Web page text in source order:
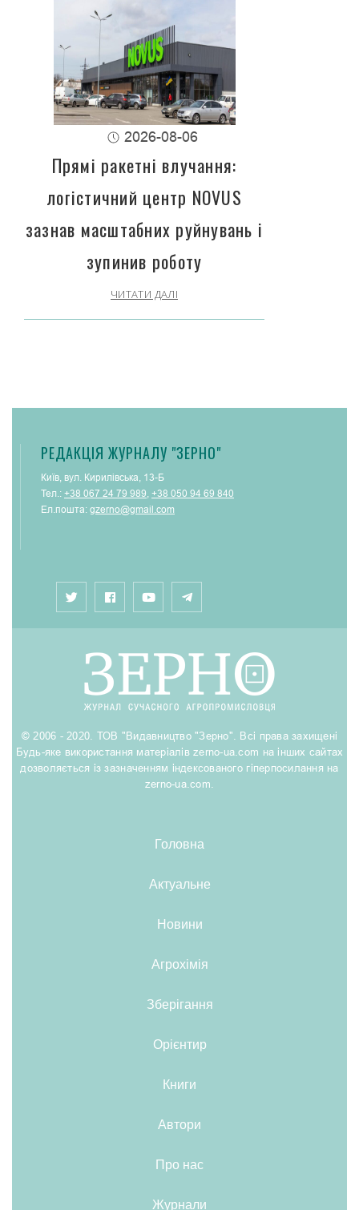
2026-08-06
Прямі ракетні влучання:
логістичний центр NOVUS
зазнав масштабних руйнувань і
зупинив роботу
ЧИТАТИ ДАЛІ
РЕДАКЦІЯ ЖУРНАЛУ "ЗЕРНО"
Київ, вул. Кирилівська, 13-Б
Тел.: +38 067 24 79 989, +38 050 94 69 840
Ел.пошта: gzerno@gmail.com
© 2006 - 2020. ТОВ "Видавництво "Зерно". Всі права захищені
Будь-яке використання матеріалів zerno-ua.com на інших сайтах
дозволяється із зазначенням індексованого гіперпосилання на
zerno-ua.com.
Головна
Актуальне
Новини
Агрохімія
Зберігання
Орієнтир
Книги
Автори
Про нас
Журнали